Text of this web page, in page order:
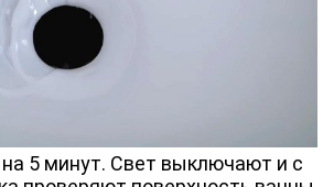
5 минут. Свет выключают и с